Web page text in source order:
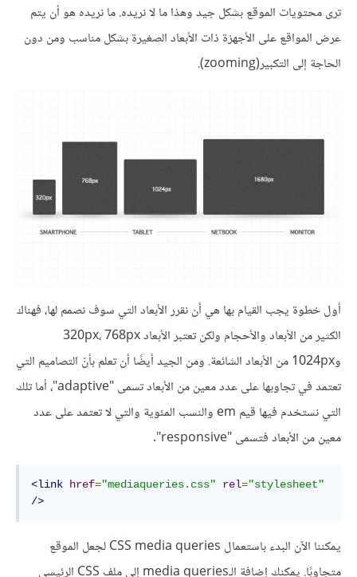
ترى محتويات الموقع بشكل جيد وهذا ما لا نريده. ما نريده هو أن يتم
عرض المواقع على الأجهزة ذات الأبعاد الصغيرة بشكل مناسب ومن دون
الحاجة إلى التكبير(zooming).
أول خطوة يجب القيام بها هي أن نقرر الأبعاد التي سوف نصمم لها، فهناك
الكثير من الأبعاد والأحجام ولكن تعتبر الأبعاد 320px، 768px
و1024px من الأبعاد الشائعة. ومن الجيد أيضًا أن تعلم بأنّ التصاميم التي
تعتمد في تجاوبها على عدد معين من الأبعاد تسمى "adaptive"، أما تلك
التي نستخدم فيها قيم em والنسب المئوية والتي لا تعتمد على عدد
معين من الأبعاد فتسمى "responsive".
<link href="mediaqueries.css" rel="stylesheet"
/>
يمكننا الآن البدء باستعمال CSS media queries لجعل الموقع
متجاوبًا. يمكنك إضافة الـmedia queries إلى ملف CSS الرئيسي